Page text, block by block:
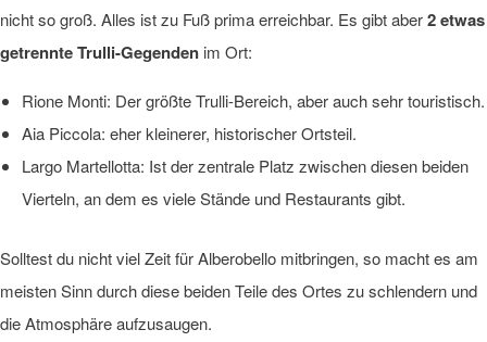
nicht so groß. Alles ist zu Fuß prima erreichbar. Es gibt aber2 etwas
getrennte Trulli-Gegenden im Ort:
Rione Monti: Der größte Trulli-Bereich, aber auch sehr touristisch.
Aia Piccola: eher kleinerer, historischer Ortsteil.
Largo Martellotta: Ist der zentrale Platz zwischen diesen beiden
Vierteln, an dem es viele Stände und Restaurants gibt.
Solltest du nicht viel Zeit für Alberobello mitbringen, so macht es am
meisten Sinn durch diese beiden Teile des Ortes zu schlendern und
die Atmosphäre aufzusaugen.